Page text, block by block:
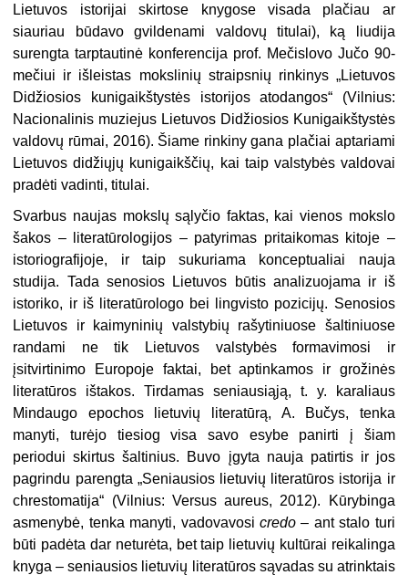
Lietuvos istorijai skirtose knygose visada plačiau ar
siauriau būdavo gvildenami valdovų titulai), ką liudija
surengta tarptautinė konferencija prof. Mečislovo Jučo 90-
mečiui ir išleistas mokslinių straipsnių rinkinys „Lietuvos
Didžiosios kunigaikštystės istorijos atodangos“ (Vilnius:
Nacionalinis muziejus Lietuvos Didžiosios Kunigaikštystės
valdovų rūmai, 2016). Šiame rinkiny gana plačiai aptariami
Lietuvos didžiųjų kunigaikščių, kai taip valstybės valdovai
pradėti vadinti, titulai.
Svarbus naujas mokslų sąlyčio faktas, kai vienos mokslo
šakos – literatūrologijos – patyrimas pritaikomas kitoje –
istoriografijoje, ir taip sukuriama konceptualiai nauja
studija. Tada senosios Lietuvos būtis analizuojama ir iš
istoriko, ir iš literatūrologo bei lingvisto pozicijų. Senosios
Lietuvos ir kaimyninių valstybių rašytiniuose šaltiniuose
randami ne tik Lietuvos valstybės formavimosi ir
įsitvirtinimo Europoje faktai, bet aptinkamos ir grožinės
literatūros ištakos. Tirdamas seniausiąją, t. y. karaliaus
Mindaugo epochos lietuvių literatūrą, A. Bučys, tenka
manyti, turėjo tiesiog visa savo esybe panirti į šiam
periodui skirtus šaltinius. Buvo įgyta nauja patirtis ir jos
pagrindu parengta „Seniausios lietuvių literatūros istorija ir
chrestomatija“ (Vilnius: Versus aureus, 2012). Kūrybinga
asmenybė, tenka manyti, vadovavosi credo – ant stalo turi
būti padėta dar neturėta, bet taip lietuvių kultūrai reikalinga
knyga – seniausios lietuvių literatūros sąvadas su atrinktais